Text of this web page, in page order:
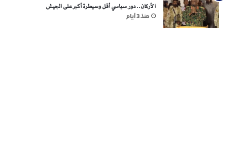
الأركان.. دور سياسي أقل وسيطرة أكبر على الجيش
منذ 3 أيام